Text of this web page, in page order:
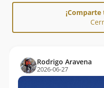
Rodrigo Aravena
2026-06-27